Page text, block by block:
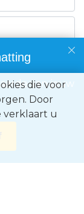
van jouw
die voor
Door
verklaart u